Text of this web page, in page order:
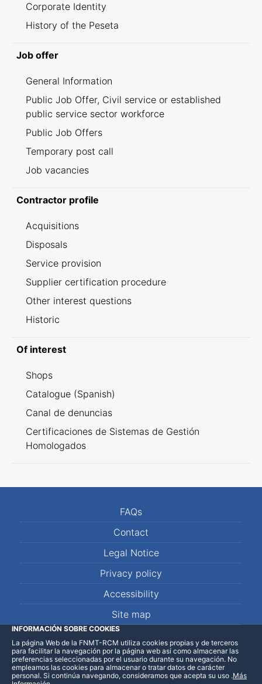
Corporate Identity
History of the Peseta
Job offer
General Information
Public Job Offer, Civil service or established
public service sector workforce
Public Job Offers
Temporary post call
Job vacancies
Contractor profile
Acquisitions
Disposals
Service provision
Supplier certification procedure
Other interest questions
Historic
Of interest
Shops
Catalogue (Spanish)
Canal de denuncias
Certificaciones de Sistemas de Gestión
Homologados
FAQs
Contact
Legal Notice
Privacy policy
Accessibility
Site map
LinkedInFacebookWhatsApp
INFORMACIÓN SOBRE COOKIES
La página Web de la FNMT-RCM utiliza cookies propias y de terceros
para facilitar la navegación por la página web así como almacenar las
preferencias seleccionadas por el usuario durante su navegación. No
empleamos las cookies para almacenar o tratar datos de carácter
personal. Si continúa navegando, consideramos que acepta su uso .Más